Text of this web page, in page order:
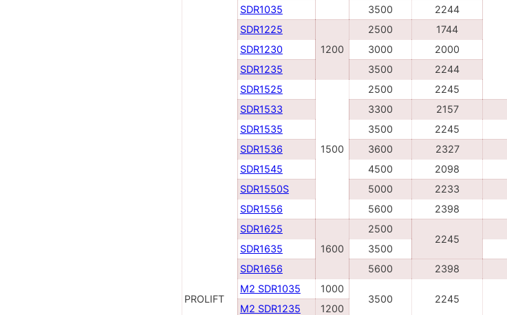
PROLIFT
SDR1035
3500 2244
SDR1225
1200
2500
1744
SDR1230
3000 2000
SDR1235
3500 2244
SDR1525
1500
2500 2245
SDR1533
3300 2157
SDR1535
3500 2245
SDR1536
3600 2327
SDR1545
4500 2098
SDR1550S
5000 2233
SDR1556
5600 2398
SDR1625
1600
2500
2245
SDR1635
3500
SDR1656
5600 2398
M2 SDR1035
1000
3500
2245
M2 SDR1235
1200